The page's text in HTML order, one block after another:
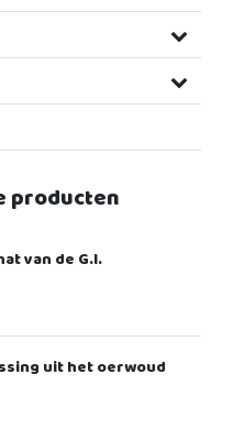
producten
van de G.I.
uit het oerwoud